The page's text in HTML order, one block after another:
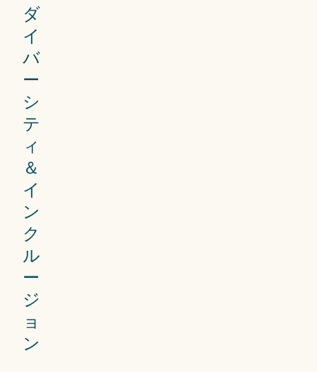
適用
され
てい
す。
行動
規範
の違
反の
疑い
があ
る場
合
は、
外部
ダ
イ
バ
ー
シ
テ
ィ
＆
イ
ン
ク
ル
ー
ジ
ョ
ン